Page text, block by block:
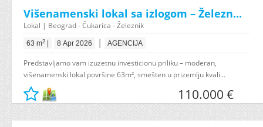
Višenamenski lokal sa izlogom – Železn...
Lokal | Beograd - Čukarica - Železnik
63 m2 8 Apr 2026 | AGENCIJA
Predstavljamo vam izuzetnu investicionu priliku – moderan,
višenamenski lokal površine 63m², smešten u prizemlju kvali...
110.000 €